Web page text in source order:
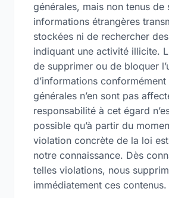
générales, mais non tenus de
informations étrangères
stockées ni de rechercher
indiquant une activité illicite.
de supprimer ou de bloquer
d’informations
générales n’en sont pas
responsabilité à cet égard
possible qu’à partir du
violation concrète de la loi
notre connaissance. Dès
telles violations, nous
immédiatement ces contenus.